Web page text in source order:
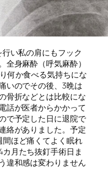
い私の肩にもフック
全身麻酔（呼気麻酔）
何か食べる気持ちにな
いのでその後、 3晩は
骨折などとは比較にな
話が医者からかかって
で予定した日に退院で
絡がありました。予定
間ほど痛くてよく眠れ
カ月たち抜釘手術日ま
違和感は変わりません